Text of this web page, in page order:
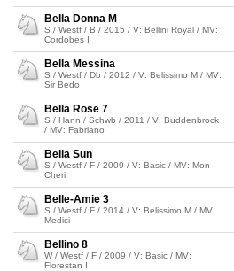
Bella Donna M
S / Westf / B / 2015 / V: Bellini Royal / MV:
Cordobes I
Bella Messina
S / Westf / Db / 2012 / V: Belissimo M / MV:
Sir Bedo
Bella Rose 7
S / Hann / Schwb / 2011 / V: Buddenbrock
/ MV: Fabriano
Bella Sun
S / Westf / F / 2009 / V: Basic / MV: Mon
Cheri
Belle-Amie 3
S / Westf / F / 2014 / V: Belissimo M / MV:
Medici
Bellino 8
W / Westf / F / 2009 / V: Basic / MV:
Florestan I